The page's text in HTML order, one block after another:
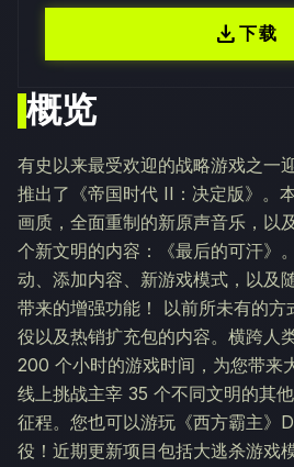
概览
有史以来最受欢迎的战略游戏之一
推出了《帝国时代 II：决定版》。
画质，全面重制的新原声音乐，以
个新文明的内容：《最后的可汗》
动、添加内容、新游戏模式，以及
带来的增强功能！ 以前所未有的方
役以及热销扩充包的内容。横跨人
200 个小时的游戏时间，为您带来
线上挑战主宰 35 个不同文明的其
征程。您也可以游玩《西方霸主》
役！近期更新项目包括大逃杀游戏
download下载